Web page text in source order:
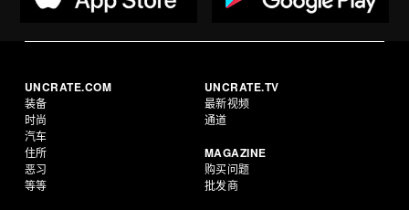
UNCRATE.COM
装备
时尚
汽车
住所
恶习
等等
UNCRATE.TV
最新视频
通道
MAGAZINE
购买问题
批发商